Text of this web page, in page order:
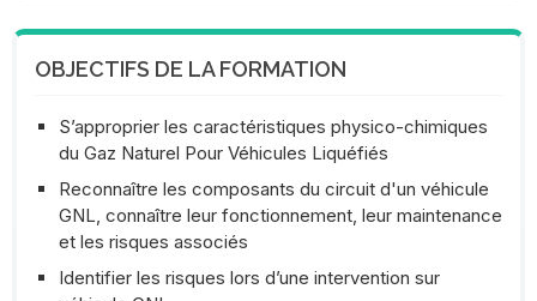
OBJECTIFS DE LA FORMATION
S’approprier les caractéristiques physico-chimiques
du Gaz Naturel Pour Véhicules Liquéfiés
Reconnaître les composants du circuit d'un véhicule
GNL, connaître leur fonctionnement, leur maintenance
et les risques associés
Identifier les risques lors d’une intervention sur